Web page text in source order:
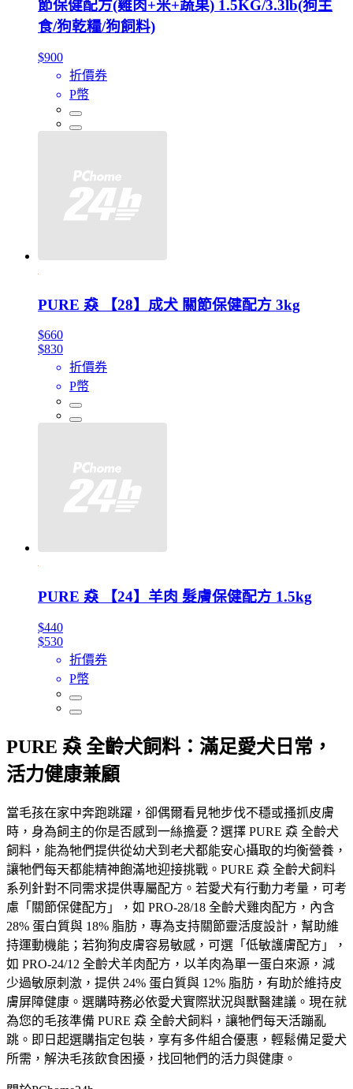
節保健配方(雞肉+米+蔬果) 1.5KG/3.3lb(狗主
食/狗乾糧/狗飼料)
$900
折價券
P幣
PURE 猋 【28】成犬 關節保健配方 3kg
$660
$830
折價券
P幣
PURE 猋 【24】羊肉 髮膚保健配方 1.5kg
$440
$530
折價券
P幣
PURE 猋 全齡犬飼料：滿足愛犬日常，
活力健康兼顧
當毛孩在家中奔跑跳躍，卻偶爾看見牠步伐不穩或搔抓皮膚
時，身為飼主的你是否感到一絲擔憂？選擇 PURE 猋 全齡犬
飼料，能為牠們提供從幼犬到老犬都能安心攝取的均衡營養，
讓牠們每天都能精神飽滿地迎接挑戰。PURE 猋 全齡犬飼料
系列針對不同需求提供專屬配方。若愛犬有行動力考量，可考
慮「關節保健配方」，如 PRO-28/18 全齡犬雞肉配方，內含
28% 蛋白質與 18% 脂肪，專為支持關節靈活度設計，幫助維
持運動機能；若狗狗皮膚容易敏感，可選「低敏護膚配方」，
如 PRO-24/12 全齡犬羊肉配方，以羊肉為單一蛋白來源，減
少過敏原刺激，提供 24% 蛋白質與 12% 脂肪，有助於維持皮
膚屏障健康。選購時務必依愛犬實際狀況與獸醫建議。現在就
為您的毛孩準備 PURE 猋 全齡犬飼料，讓牠們每天活蹦亂
跳。即日起選購指定包裝，享有多件組合優惠，輕鬆備足愛犬
所需，解決毛孩飲食困擾，找回牠們的活力與健康。